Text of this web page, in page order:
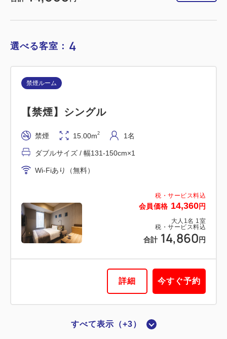
選べる客室： 4
税・サービス料込
会員価格 14,360円
大人 1 名 1 室
税・サービス料込
合計 14,860 円
禁煙ルーム
【禁煙】シングル
禁煙 15.00m2 1名
ダブルサイズ / 幅131-150cm×1
Wi-Fiあり（無料）
詳細 今すぐ予約
すべて表示（+3）